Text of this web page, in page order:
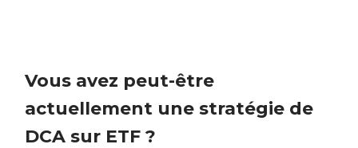
Vous avez peut-être
actuellement une stratégie de
DCA sur ETF ?